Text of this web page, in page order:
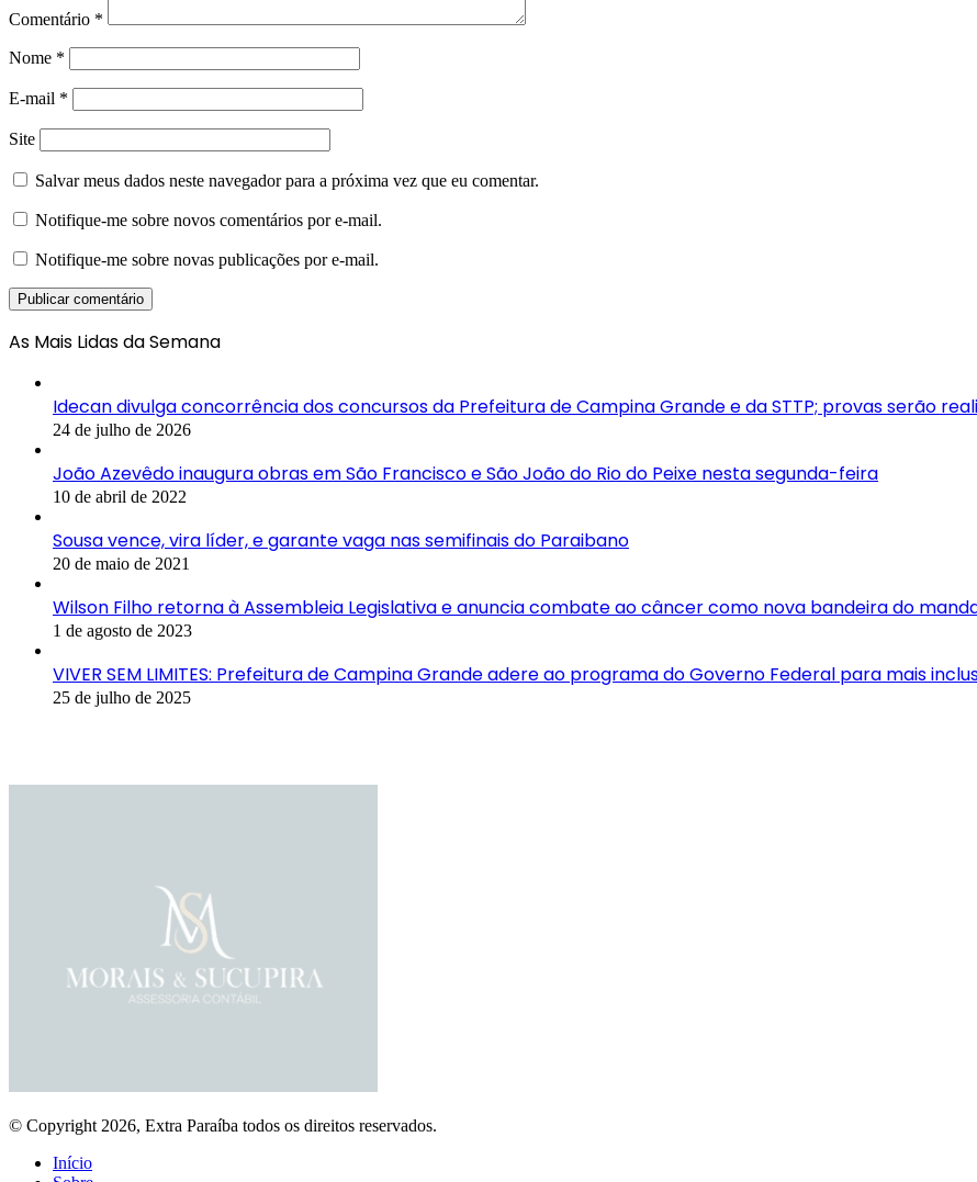
Comentário *
Nome *
E-mail *
Site
Salvar meus dados neste navegador para a próxima vez que eu comentar.
Notifique-me sobre novos comentários por e-mail.
Notifique-me sobre novas publicações por e-mail.
As Mais Lidas da Semana
Idecan divulga concorrência dos concursos da Prefeitura de Campina Grande e da STTP; provas serão
24 de julho de 2026
João Azevêdo inaugura obras em São Francisco e São João do Rio do Peixe nesta segunda-feira
10 de abril de 2022
Sousa vence, vira líder, e garante vaga nas semifinais do Paraibano
20 de maio de 2021
Wilson Filho retorna à Assembleia Legislativa e anuncia combate ao câncer como nova bandeira do
1 de agosto de 2023
VIVER SEM LIMITES: Prefeitura de Campina Grande adere ao programa do Governo Federal para mais
25 de julho de 2025
© Copyright 2026, Extra Paraíba todos os direitos reservados.
Início